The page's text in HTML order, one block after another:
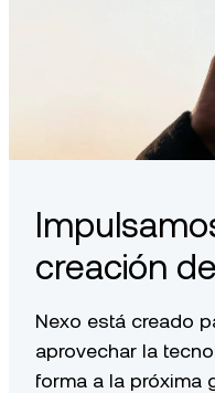
creación
Nexo está creado
aprovechar la
forma a la próxima